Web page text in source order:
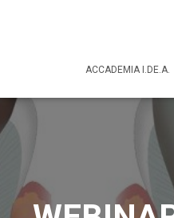
ACCADEMIA I.DE.A.